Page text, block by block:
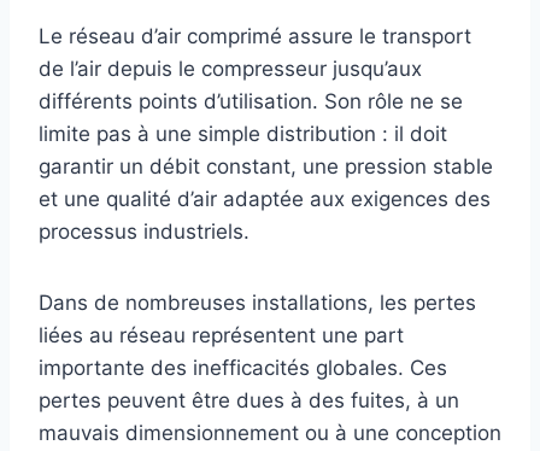
Le réseau d’air comprimé assure le transport
de l’air depuis le compresseur jusqu’aux
différents points d’utilisation. Son rôle ne se
limite pas à une simple distribution : il doit
garantir un débit constant, une pression stable
et une qualité d’air adaptée aux exigences des
processus industriels.
Dans de nombreuses installations, les pertes
liées au réseau représentent une part
importante des inefficacités globales. Ces
pertes peuvent être dues à des fuites, à un
mauvais dimensionnement ou à une conception